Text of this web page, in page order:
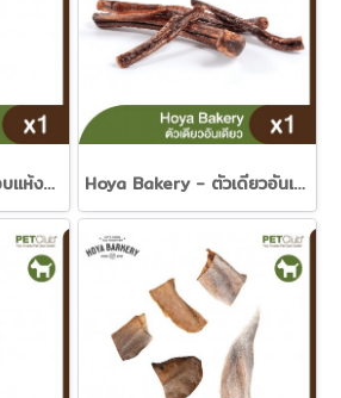
Hoya Bakery - หูวัวอบแห้งแบบหั่นยาว 1 ชิ้น Hoya Bakery - ตัวเดียวอันเดียว